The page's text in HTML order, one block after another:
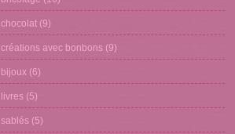
chocolat (9)
créations avec bonbons (9)
bijoux (6)
livres (5)
sablés (5)